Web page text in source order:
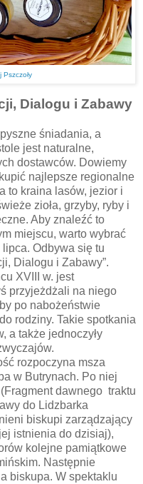
Pszczoły
Dialogu i Zabawy
śniadania, a
jest naturalne,
dostawców. Dowiemy
najlepsze regionalne
to kraina lasów, jezior i
zioła, grzyby, ryby i
Aby znaleźć to
miejscu, warto wybrać
Odbywa się tu
Dialogu i Zabawy”.
XVIII w. jest
przyjeżdżali na niego
po nabożeństwie
rodziny. Takie spotkania
a także jednoczyły
rozpoczyna msza
w Butrynach. Po niej
dawnego traktu
do Lidzbarka
biskupi zarządzający
istnienia do dzisiaj),
kolejne pamiątkowe
Następnie
biskupa. W spektaklu